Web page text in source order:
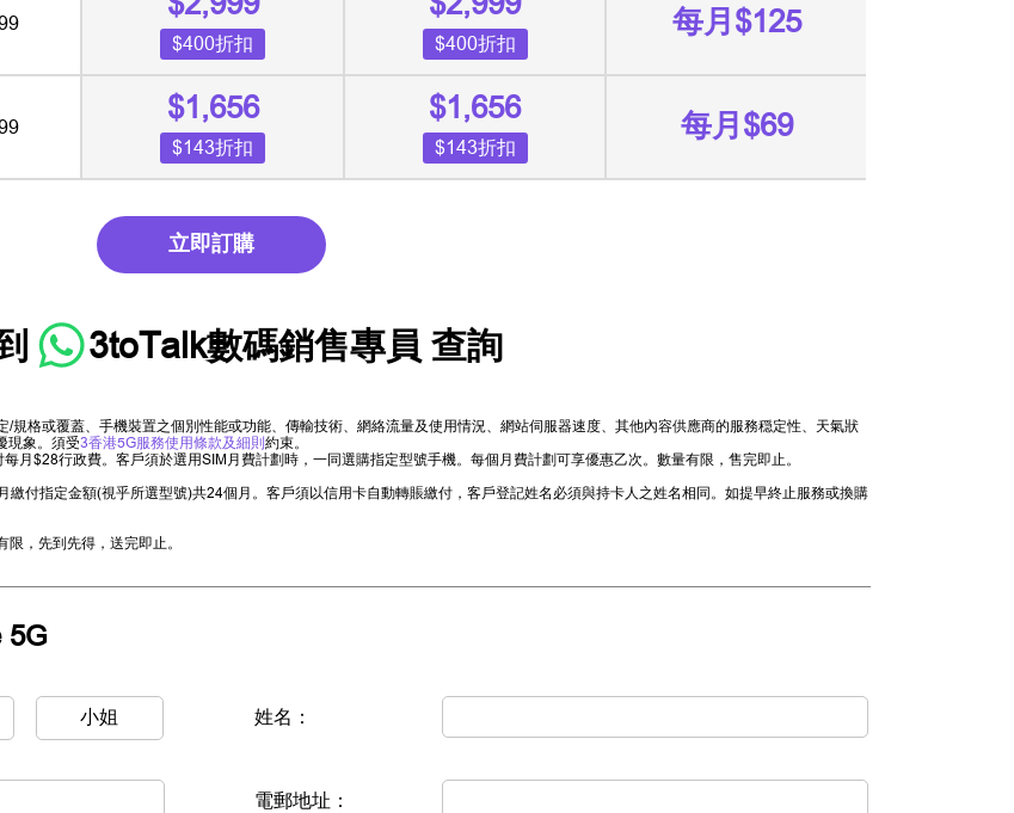
$400折扣 $400折扣
每月$125
$1,656
$143折扣
$1,656
$143折扣
每月$69
立即訂購
3toTalk數碼銷售專員 查詢
格或覆蓋、手機裝置之個別性能或功能、傳輸技術、網絡流量及使用情況、網站伺服器速度、其他內容供應商的服務穏定性、天氣狀
現象。須受3香港5G服務使用條款及細則 約束。
月$28行政費。客戶須於選用SIM月費計劃時，一同選購指定型號手機。每個月費計劃可享優惠乙次。數量有限，售完即止。
付指定金額(視乎所選型號)共24個月。客戶須以信用卡自動轉賬繳付，客戶登記姓名必須與持卡人之姓名相同。如提早終止服務或換購
，先到先得，送完即止。
5G
小姐 姓名：
電郵地址：